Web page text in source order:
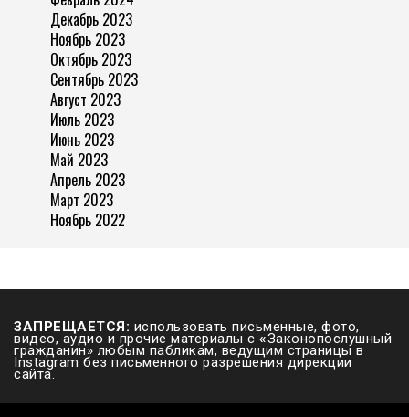
Декабрь 2023
Ноябрь 2023
Октябрь 2023
Сентябрь 2023
Август 2023
Июль 2023
Июнь 2023
Май 2023
Апрель 2023
Март 2023
Ноябрь 2022
ЗАПРЕЩАЕТСЯ: использовать письменные, фото,
видео, аудио и прочие материалы с «Законопослушный
гражданин» любым пабликам, ведущим страницы в
Instagram без письменного разрешения дирекции
сайта.